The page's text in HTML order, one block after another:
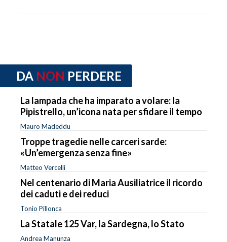
DA NON PERDERE
La lampada che ha imparato a volare: la
Pipistrello, un’icona nata per sfidare il tempo
Mauro Madeddu
Troppe tragedie nelle carceri sarde:
«Un’emergenza senza fine»
Matteo Vercelli
Nel centenario di Maria Ausiliatrice il ricordo
dei caduti e dei reduci
Tonio Pillonca
La Statale 125 Var, la Sardegna, lo Stato
Andrea Manunza